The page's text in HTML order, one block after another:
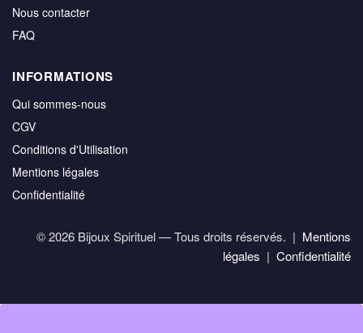
Nous contacter
FAQ
INFORMATIONS
Qui sommes-nous
CGV
Conditions d'Utilisation
Mentions légales
Confidentialité
© 2026 Bijoux Spirituel — Tous droits réservés. | Mentions
légales | Confidentialité